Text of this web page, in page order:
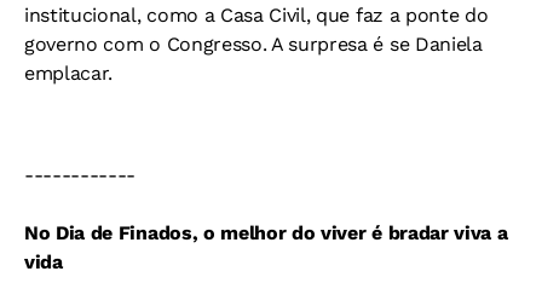
institucional, como a Casa Civil, que faz a ponte do
governo com o Congresso. A surpresa é se Daniela
emplacar.
------------
No Dia de Finados, o melhor do viver é bradar viva a
vida